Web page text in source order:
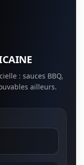
: sauces BBQ,
ailleurs.